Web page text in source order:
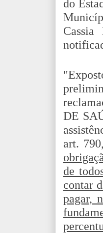
do
DE
art.
de
contar
pagar,